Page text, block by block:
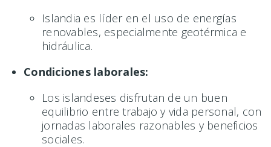
Islandia es líder en el uso de energías
renovables, especialmente geotérmica e
hidráulica.
Condiciones laborales:
Los islandeses disfrutan de un buen
equilibrio entre trabajo y vida personal, con
jornadas laborales razonables y beneficios
sociales.